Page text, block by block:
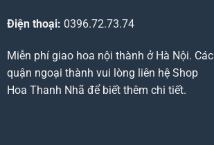
Điện thoại: 0396.72.73.74
Miễn phí giao hoa nội thành ở Hà Nội. Các
quận ngoại thành vui lòng liên hệ Shop
Hoa Thanh Nhã để biết thêm chi tiết.